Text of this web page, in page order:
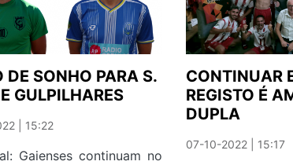
SEGUE-
SE
O
DA
I
LIGA
DE SONHO PARA S.
GULPILHARES
| 15:22
Gaienses continuam no
CONTINUAR
REGISTO É
DUPLA
07-10-2022 | 15:17